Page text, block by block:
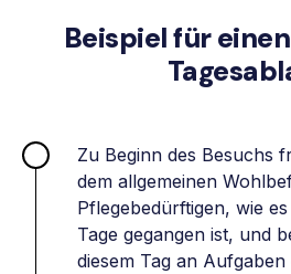
Beispiel für
Zu Beginn des Besuchs
dem allgemeinen
Pflegebedürftigen, wie
Tage gegangen ist, und
diesem Tag an